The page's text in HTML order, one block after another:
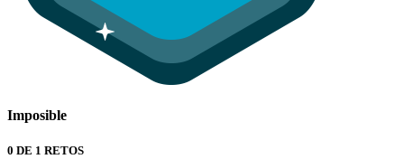
Imposible
0 DE 1 RETOS